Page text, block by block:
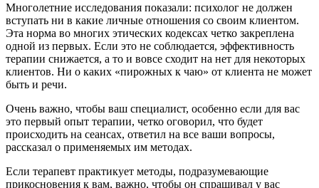
Многолетние исследования показали: психолог не должен
вступать ни в какие личные отношения со своим клиентом.
Эта норма во многих этических кодексах четко закреплена
одной из первых. Если это не соблюдается, эффективность
терапии снижается, а то и вовсе сходит на нет для некоторых
клиентов. Ни о каких «пирожных к чаю» от клиента не может
быть и речи.
Очень важно, чтобы ваш специалист, особенно если для вас
это первый опыт терапии, четко оговорил, что будет
происходить на сеансах, ответил на все ваши вопросы,
рассказал о применяемых им методах.
Если терапевт практикует методы, подразумевающие
прикосновения к вам, важно, чтобы он спрашивал у вас